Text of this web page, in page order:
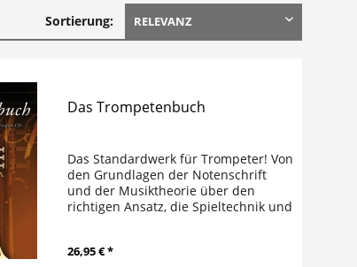
Sortierung:
Das Trompetenbuch
Das Standardwerk für Trompeter! Von
den Grundlagen der Notenschrift
und der Musiktheorie über den
richtigen Ansatz, die Spieltechnik und
umfassende Lehrwerk behandelt
26,95 € *